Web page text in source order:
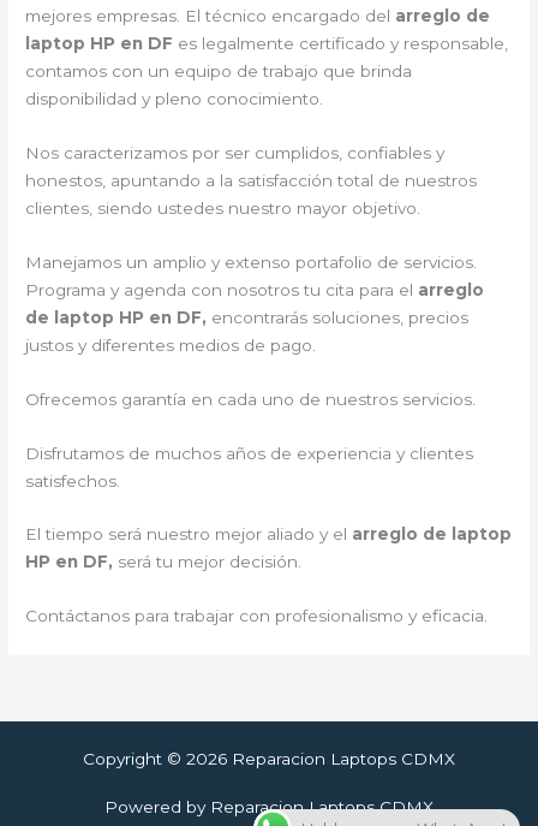
mejores empresas. El técnico encargado del arreglo de
laptop HP en DF es legalmente certificado y responsable,
contamos con un equipo de trabajo que brinda
disponibilidad y pleno conocimiento.
Nos caracterizamos por ser cumplidos, confiables y
honestos, apuntando a la satisfacción total de nuestros
clientes, siendo ustedes nuestro mayor objetivo.
Manejamos un amplio y extenso portafolio de servicios.
Programa y agenda con nosotros tu cita para el arreglo
de laptop HP en DF, encontrarás soluciones, precios
justos y diferentes medios de pago.
Ofrecemos garantía en cada uno de nuestros servicios.
Disfrutamos de muchos años de experiencia y clientes
satisfechos.
El tiempo será nuestro mejor aliado y el arreglo de laptop
HP en DF, será tu mejor decisión.
Contáctanos para trabajar con profesionalismo y eficacia.
Copyright © 2026 Reparacion Laptops CDMX
Powered by Reparacion Laptops CDMX